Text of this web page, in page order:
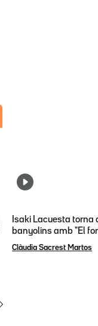
Isaki Lacuesta torna
banyolins amb "El
Clàudia Sacrest Martos